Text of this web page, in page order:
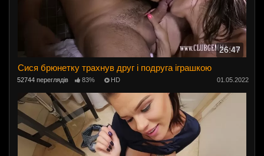
26:47
Сися брюнетку трахнув друг і подруга іграшкою
52744 переглядів 83% HD 01.05.2022